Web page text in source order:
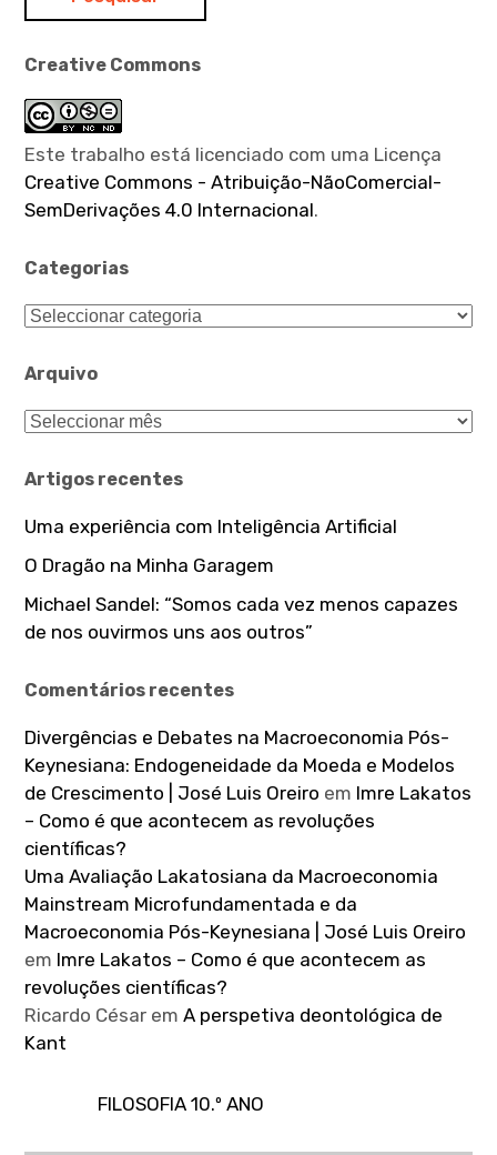
Creative Commons
Este trabalho está licenciado com uma Licença
Creative Commons - Atribuição-NãoComercial-
SemDerivações 4.0 Internacional.
Categorias
Categorias
Arquivo
Arquivo
Artigos recentes
Uma experiência com Inteligência Artificial
O Dragão na Minha Garagem
Michael Sandel: “Somos cada vez menos capazes
de nos ouvirmos uns aos outros”
Comentários recentes
Divergências e Debates na Macroeconomia Pós-
Keynesiana: Endogeneidade da Moeda e Modelos
de Crescimento | José Luis Oreiro em Imre Lakatos
– Como é que acontecem as revoluções
científicas?
Uma Avaliação Lakatosiana da Macroeconomia
Mainstream Microfundamentada e da
Macroeconomia Pós-Keynesiana | José Luis Oreiro
em Imre Lakatos – Como é que acontecem as
revoluções científicas?
Ricardo César emA perspetiva deontológica de
Kant
FILOSOFIA 10.º ANO